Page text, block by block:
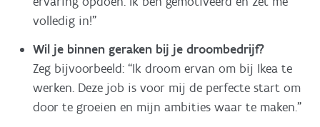
volledig in!”
Wil je binnen geraken bij je droombedrijf?
Zeg bijvoorbeeld: “Ik droom ervan om bij Ikea te
werken. Deze job is voor mij de perfecte start om
door te groeien en mijn ambities waar te maken.”